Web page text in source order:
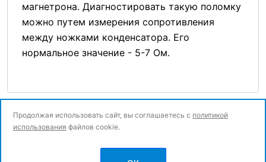
магнетрона. Диагностировать такую поломку
можно путем измерения сопротивления
между ножками конденсатора. Его
нормальное значение - 5-7 Ом.
Продолжая использовать сайт, вы соглашаетесь с политикой
использования файлов cookie.